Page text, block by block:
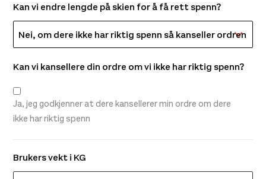
Kan vi endre lengde på skien for å få rett spenn?
Kan vi kansellere din ordre om vi ikke har riktig spenn?
Ja, jeg godkjenner at dere kansellerer min ordre om dere
ikke har riktig spenn
Brukers vekt i KG